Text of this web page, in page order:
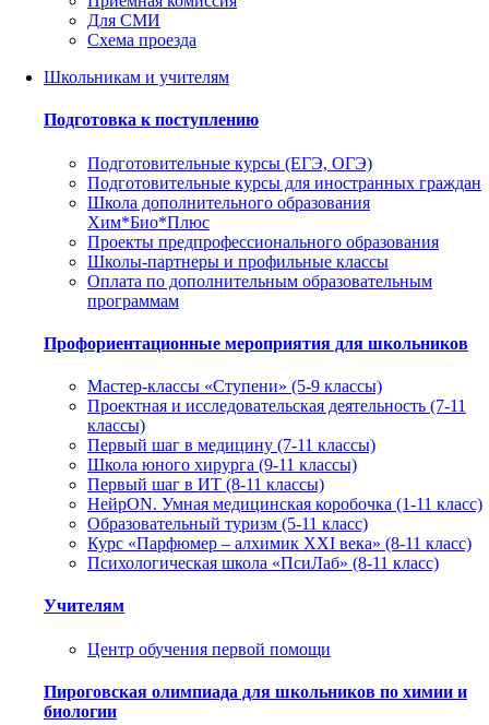
Для СМИ
Схема проезда
Школьникам и учителям
Подготовка к поступлению
Подготовительные курсы (ЕГЭ, ОГЭ)
Подготовительные курсы для иностранных граждан
Школа дополнительного образования
Хим*Био*Плюс
Проекты предпрофессионального образования
Школы-партнеры и профильные классы
Оплата по дополнительным образовательным
программам
Профориентационные мероприятия для школьников
Мастер-классы «Ступени» (5-9 классы)
Проектная и исследовательская деятельность (7-11
классы)
Первый шаг в медицину (7-11 классы)
Школа юного хирурга (9-11 классы)
Первый шаг в ИТ (8-11 классы)
НейрON. Умная медицинская коробочка (1-11 класс)
Образовательный туризм (5-11 класс)
Курс «Парфюмер – алхимик XXI века» (8-11 класс)
Психологическая школа «ПсиЛаб» (8-11 класс)
Учителям
Центр обучения первой помощи
Пироговская олимпиада для школьников по химии и
биологии